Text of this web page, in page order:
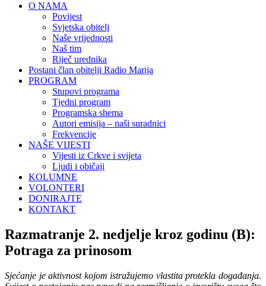
O NAMA
Povijest
Svjetska obitelj
Naše vrijednosti
Naš tim
Riječ urednika
Postani član obitelji Radio Marija
PROGRAM
Stupovi programa
Tjedni program
Programska shema
Autori emisija – naši suradnici
Frekvencije
NAŠE VIJESTI
Vijesti iz Crkve i svijeta
Ljudi i običaji
KOLUMNE
VOLONTERI
DONIRAJTE
KONTAKT
Razmatranje 2. nedjelje kroz godinu (B):
Potraga za prinosom
Sjećanje je aktivnost kojom istražujemo vlastita protekla događanja.